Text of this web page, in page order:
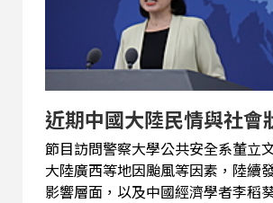
近期中國大陸民情與社會
節目訪問警察大學公共安全系董立
大陸廣西等地因颱風等因素，陸續
影響層面，以及中國經濟學者李稻